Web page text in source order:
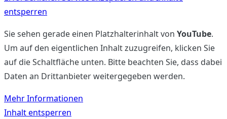
entsperren
Sie sehen gerade einen Platzhalterinhalt von YouTube.
Um auf den eigentlichen Inhalt zuzugreifen, klicken Sie
auf die Schaltfläche unten. Bitte beachten Sie, dass dabei
Daten an Drittanbieter weitergegeben werden.
Mehr Informationen
Inhalt entsperren